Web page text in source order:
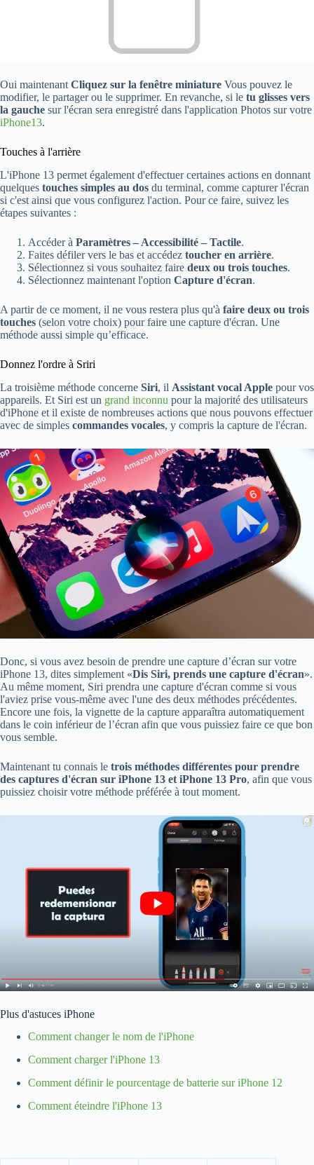
Oui maintenant Cliquez sur la fenêtre miniature Vous pouvez le
modifier, le partager ou le supprimer. En revanche, si le tu glisses vers
la gauche sur l'écran sera enregistré dans l'application Photos sur votre
iPhone13.
Touches à l'arrière
L'iPhone 13 permet également d'effectuer certaines actions en donnant
quelques touches simples au dos du terminal, comme capturer l'écran
si c'est ainsi que vous configurez l'action. Pour ce faire, suivez les
étapes suivantes :
Accéder à Paramètres – Accessibilité – Tactile.
Faites défiler vers le bas et accédez toucher en arrière.
Sélectionnez si vous souhaitez faire deux ou trois touches.
Sélectionnez maintenant l'option Capture d'écran.
A partir de ce moment, il ne vous restera plus qu'à faire deux ou trois
touches (selon votre choix) pour faire une capture d'écran. Une
méthode aussi simple qu’efficace.
Donnez l'ordre à Sriri
La troisième méthode concerne Siri, il Assistant vocal Apple pour vos
appareils. Et Siri est un grand inconnu pour la majorité des utilisateurs
d'iPhone et il existe de nombreuses actions que nous pouvons effectuer
avec de simples commandes vocales, y compris la capture de l'écran.
Donc, si vous avez besoin de prendre une capture d’écran sur votre
iPhone 13, dites simplement «Dis Siri, prends une capture d'écran».
Au même moment, Siri prendra une capture d'écran comme si vous
l'aviez prise vous-même avec l'une des deux méthodes précédentes.
Encore une fois, la vignette de la capture apparaîtra automatiquement
dans le coin inférieur de l’écran afin que vous puissiez faire ce que bon
vous semble.
Maintenant tu connais le trois méthodes différentes pour prendre
des captures d'écran sur iPhone 13 et iPhone 13 Pro, afin que vous
puissiez choisir votre méthode préférée à tout moment.
Plus d'astuces iPhone
Comment changer le nom de l'iPhone
Comment charger l'iPhone 13
Comment définir le pourcentage de batterie sur iPhone 12
Comment éteindre l'iPhone 13